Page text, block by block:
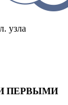
узла
ПЕРВЫМИ